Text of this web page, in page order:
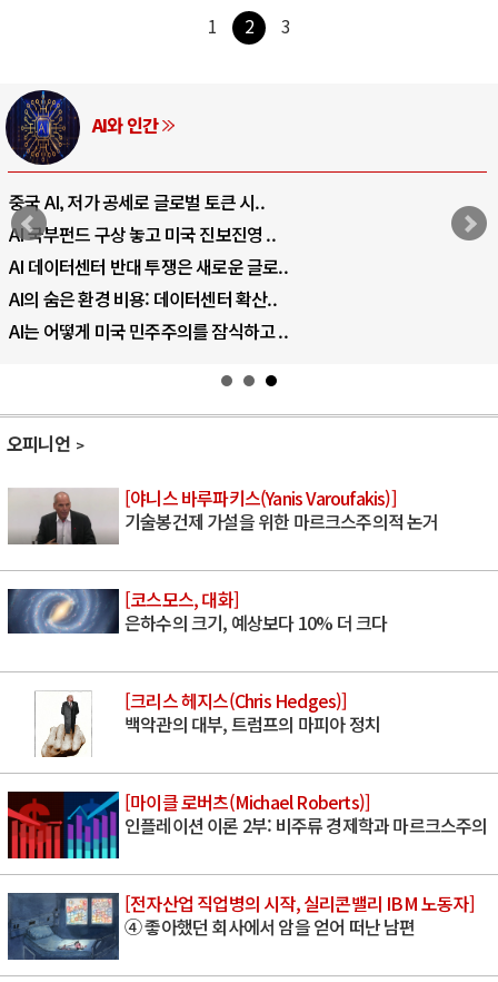
1 2 3
AI와 인간
중국 AI, 저가 공세로 글로벌 토큰 시..
AI 국부펀드 구상 놓고 미국 진보진영 ..
AI 데이터센터 반대 투쟁은 새로운 글로..
AI의 숨은 환경 비용: 데이터센터 확산..
AI는 어떻게 미국 민주주의를 잠식하고 ..
오피니언
[야니스 바루파키스(Yanis Varoufakis)]
기술봉건제 가설을 위한 마르크스주의적 논거
[코스모스, 대화]
은하수의 크기, 예상보다 10% 더 크다
[크리스 헤지스(Chris Hedges)]
백악관의 대부, 트럼프의 마피아 정치
[마이클 로버츠(Michael Roberts)]
인플레이션 이론 2부: 비주류 경제학과 마르크스주의
[전자산업 직업병의 시작, 실리콘밸리 IBM 노동자]
④ 좋아했던 회사에서 암을 얻어 떠난 남편